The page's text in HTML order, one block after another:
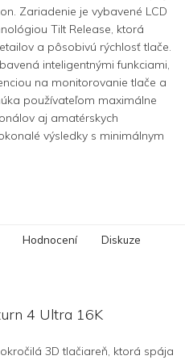
Zariadenie je vybavené LCD
Tilt Release, ktorá
a pôsobivú rýchlosť tlače.
inteligentnými funkciami,
na monitorovanie tlače a
používateľom maximálne
aj amatérskych
výsledky s minimálnym
Hodnocení Diskuze
4 Ultra 16K
3D tlačiareň, ktorá spája